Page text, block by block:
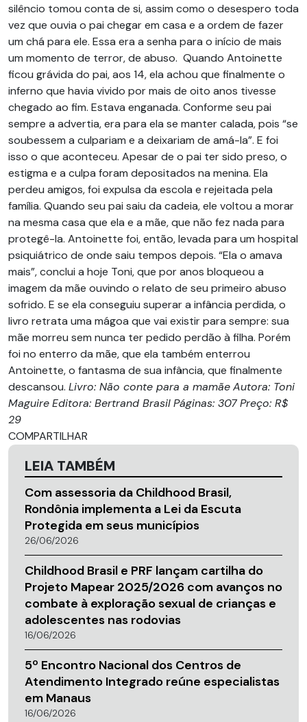
silêncio tomou conta de si, assim como o desespero toda
vez que ouvia o pai chegar em casa e a ordem de fazer
um chá para ele. Essa era a senha para o início de mais
um momento de terror, de abuso. Quando Antoinette
ficou grávida do pai, aos 14, ela achou que finalmente o
inferno que havia vivido por mais de oito anos tivesse
chegado ao fim. Estava enganada. Conforme seu pai
sempre a advertia, era para ela se manter calada, pois “se
soubessem a culpariam e a deixariam de amá-la”. E foi
isso o que aconteceu. Apesar de o pai ter sido preso, o
estigma e a culpa foram depositados na menina. Ela
perdeu amigos, foi expulsa da escola e rejeitada pela
família. Quando seu pai saiu da cadeia, ele voltou a morar
na mesma casa que ela e a mãe, que não fez nada para
protegê-la. Antoinette foi, então, levada para um hospital
psiquiátrico de onde saiu tempos depois. “Ela o amava
mais”, conclui a hoje Toni, que por anos bloqueou a
imagem da mãe ouvindo o relato de seu primeiro abuso
sofrido. E se ela conseguiu superar a infância perdida, o
livro retrata uma mágoa que vai existir para sempre: sua
mãe morreu sem nunca ter pedido perdão à filha. Porém
foi no enterro da mãe, que ela também enterrou
Antoinette, o fantasma de sua infância, que finalmente
descansou. Livro: Não conte para a mamãeAutora: Toni
MaguireEditora: Bertrand BrasilPáginas: 307Preço: R$
29
COMPARTILHAR
LEIA TAMBÉM
Com assessoria da Childhood Brasil,
Rondônia implementa a Lei da Escuta
Protegida em seus municípios
26/06/2026
Childhood Brasil e PRF lançam cartilha do
Projeto Mapear 2025/2026 com avanços no
combate à exploração sexual de crianças e
adolescentes nas rodovias
16/06/2026
5º Encontro Nacional dos Centros de
Atendimento Integrado reúne especialistas
em Manaus
16/06/2026